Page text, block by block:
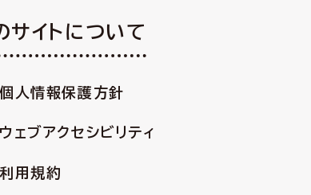
サイトについて
個人情報保護方針
ウェブアクセシビリティ
利用規約